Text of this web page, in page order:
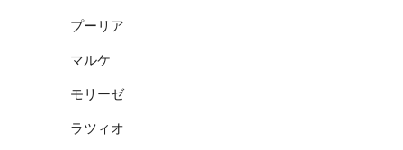
プーリア
マルケ
モリーゼ
ラツィオ